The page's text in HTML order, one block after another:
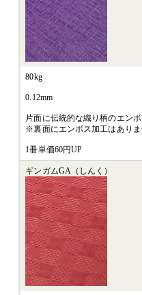
80kg
0.12mm
片面に伝統的な織り柄のエン
※裏面にエンボス加工はありま
1冊単価60円UP
ギンガムGA（しんく）